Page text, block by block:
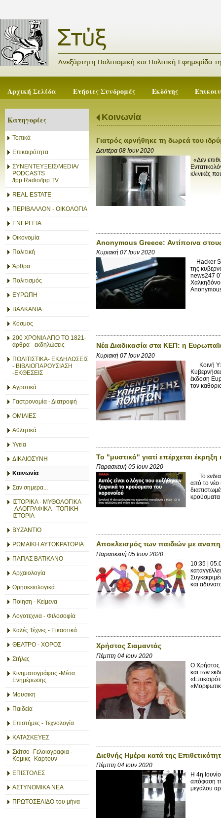
Αρχική Σελίδα Ετήσιες Συνδρομές Εκδότης
Κατηγορίες
Τοπικά
Επικαιρότητα
ΣΥΝΕΝΤΕΥΞΕΙΣ/MEDIA/
PODCASTS
/tpp.Radio/tpp.TV
REAL ESTATE
ΠΕΡΙΒΑΛΛΟΝ - ΟΙΚΟΛΟΓΙΑ
ΕΝΕΡΓΕΙΑ
Οικονομία
Πολιτική
Άρθρα
Πολιτισμός
ΕΥΡΩΠΗ
ΒΑΛΚΑΝΙΑ
Κόσμος
200 ΧΡΟΝΙΑ ΑΠΟ ΤΟ 1821-
άρθρα - εκδηλώσεις
ΠΟΛΙΤΙΣΤΙΚΑ- ΕΚΔΗΛΩΣΕΙΣ
- ΒΙΒΛΙΟΠΑΡΟΥΣΙΑΣΗ
-ΕΚΘΕΣΕΙΣ
Αγροτικά
Γαστρονομία - Διατροφή
ΟΜΙΛΙΕΣ
Αθλητικά
Υγεία
ΔΙΚΑΙΟΣΥΝΗ
Κοινωνία
Σαν σημερα...
ΙΣΤΟΡΙΚΑ - ΜΥΘΟΛΟΓΙΚΑ
-ΛΑΟΓΡΑΦΙΚΑ - ΤΟΠΙΚΗ
ΙΣΤΟΡΙΑ
ΒΥΖΑΝΤΙΟ
ΡΩΜΑΪΚΗ ΑΥΤΟΚΡΑΤΟΡΙΑ
ΠΑΠΑΣ ΒΑΤΙΚΑΝΟ
Αρχαιολογία
Θρησκειολογικά
Ποίηση - Κείμενα
Λογοτεχνια - Φιλοσοφία
Καλές Τέχνες - Εικαστικά
ΘΕΑΤΡΟ - ΧΟΡΟΣ
Στήλες
Κινηματογράφος -Μέσα
Ενημέρωσης
Μουσικη
Παιδεία
Επιστήμες - Τεχνολογία
ΚΑΤΑΣΚΕΥΕΣ
Σκίτσο -Γελοιογραφια -
Κομικς -Καρτουν
ΕΠΙΣΤΟΛΕΣ
ΑΣΤΥΝΟΜΙΚΑ ΝΕΑ
ΠΡΩΤΟΣΕΛΙΔΟ του μήνα
Κοινωνία
Γιατρός αρνήθηκε τη δωρεά του
Δευτέρα 08 Ιουν 2020
«Δεν
κλινικές
Anonymous Greece: Αντίποινα
Κυριακή 07 Ιουν 2020
Hacker
της
news247
Νέα Διαδικασία στα ΚΕΠ: η
Κυριακή 07 Ιουν 2020
Κοινή
έκδοση
τον
Το "μυστικό" γιατί επέρχεται
Παρασκευή 05 Ιουν 2020
Το
από το νέο
κρούσματα
Αποκλεισμός των παιδιών με
Παρασκευή 05 Ιουν 2020
10:35 |
και
Χρήστος Σιαμαντάς
Πέμπτη 04 Ιουν 2020
Ο Χρήστος
και των
Διεθνής Ημέρα κατά της
Πέμπτη 04 Ιουν 2020
Η 4η
απόφαση
μεγάλου